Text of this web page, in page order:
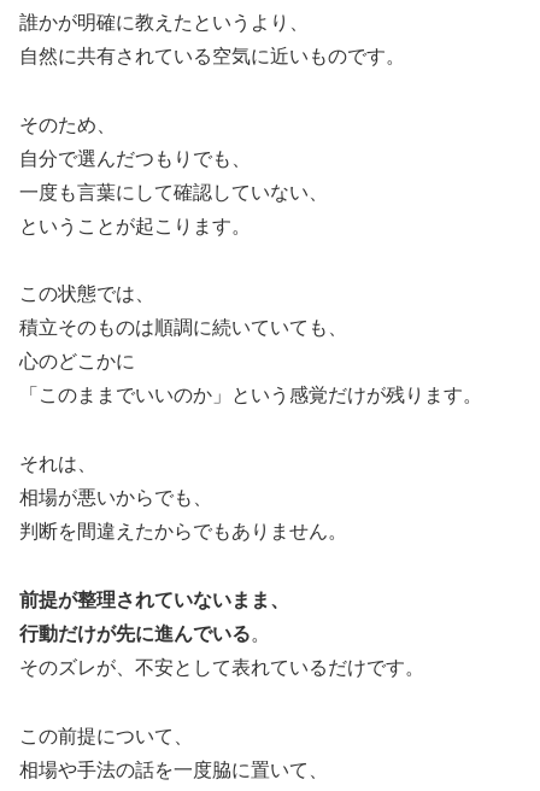
誰かが明確に教えたというより、
自然に共有されている空気に近いものです。
そのため、
自分で選んだつもりでも、
一度も言葉にして確認していない、
ということが起こります。
この状態では、
積立そのものは順調に続いていても、
心のどこかに
「このままでいいのか」という感覚だけが残ります。
それは、
相場が悪いからでも、
判断を間違えたからでもありません。
前提が整理されていないまま、
行動だけが先に進んでいる。
そのズレが、不安として表れているだけです。
この前提について、
相場や手法の話を一度脇に置いて、